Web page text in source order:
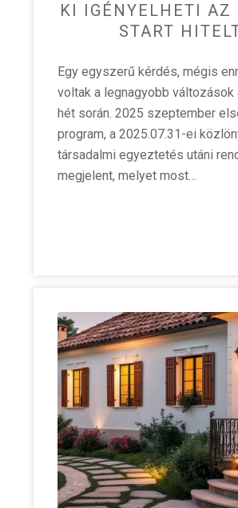
KI IGÉNYELHETI AZ
START
Egy egyszerű kérdés, mégis
voltak a legnagyobb változások
hét során. 2025 szeptember
program, a 2025.07.31-ei
társadalmi egyeztetés utáni
megjelent, melyet most…